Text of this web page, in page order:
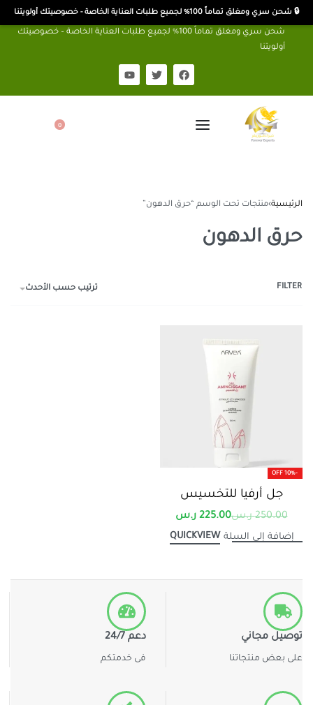
🔒 شحن سري ومغلق تماماً 100% لجميع طلبات العناية الخاصة - خصوصيتك أولويتنا
شحن سري ومغلق تماماً 100% لجميع طلبات العناية الخاصة – خصوصيتك
أولويتنا
0
الرئيسية›منتجات تحت الوسم “حرق الدهون”
حرق الدهون
ترتيب حسب الأحدث FILTER
-10% OFF
جل أرفيا للتخسيس
250.00 ر.س225.00 ر.س
إضافة إلى السلة QUICKVIEW
توصيل مجاني
على بعض منتجاتنا
دعم 24/7
فى خدمتكم